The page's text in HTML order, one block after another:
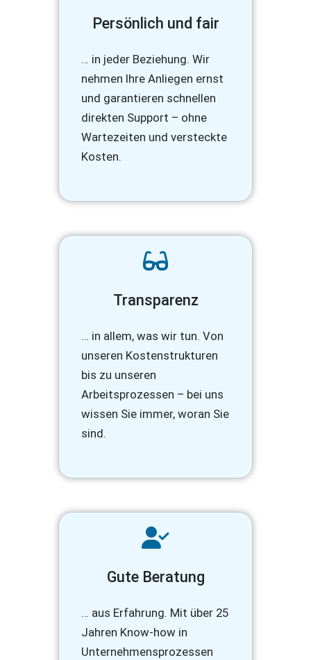
Persönlich und fair
… in jeder Beziehung. Wir
nehmen Ihre Anliegen ernst
und garantieren schnellen
direkten Support – ohne
Wartezeiten und versteckte
Kosten.
Transparenz
… in allem, was wir tun. Von
unseren Kostenstrukturen
bis zu unseren
Arbeitsprozessen – bei uns
wissen Sie immer, woran Sie
sind.
Gute Beratung
… aus Erfahrung. Mit über 25
Jahren Know-how in
Unternehmensprozessen